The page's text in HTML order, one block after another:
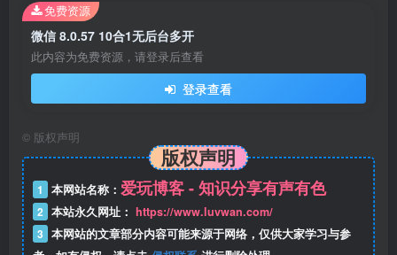
微信 8.0.57 10合1无后台多开
此内容为免费资源，请登录后查看
登录查看
免费资源
© 版权声明
版权声明
1 本网站名称： 爱玩博客 - 知识分享有声有色
2 本站永久网址： https://www.luvwan.com/
3 本网站的文章部分内容可能来源于网络，仅供大家学习与参